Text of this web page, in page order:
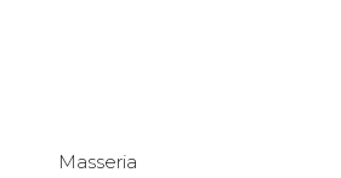
Masseria